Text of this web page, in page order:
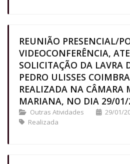
REUNIÃO PRESENCIAL/
VIDEOCONFERÊNCIA,
SOLICITAÇÃO DA LAVRA
PEDRO ULISSES
REALIZADA NA CÂMARA
MARIANA, NO DIA 29/
Outras Atividades 29/01/
Realizada